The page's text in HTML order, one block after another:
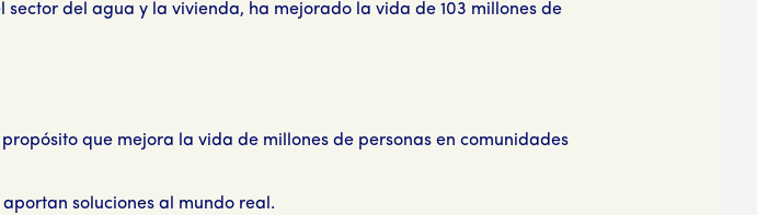
del agua y la vivienda, ha mejorado la vida de 103 millones de
que mejora la vida de millones de personas en comunidades
soluciones al mundo real.